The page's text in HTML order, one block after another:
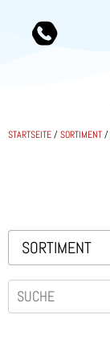
STARTSEITE/SORTIMENT/
SORTIMENT
Backwaren TK
Convenience